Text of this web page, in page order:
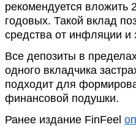
рекомендуется вложить
годовых. Такой вклад
средства от инфляции и
Все депозиты в
одного вкладчика
подходит для
финансовой подушки.
Ранее издание FinFeel